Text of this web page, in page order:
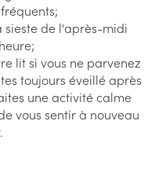
sieste de l'après-midi
lit si vous ne parvenez
toujours éveillé après
une activité calme
vous sentir à nouveau